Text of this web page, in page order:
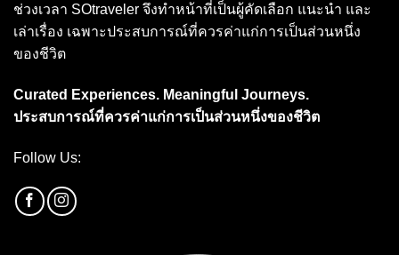
ช่วงเวลา SOtraveler จึงทำหน้าที่เป็นผู้คัดเลือก แนะนำ และ
เล่าเรื่อง เฉพาะประสบการณ์ที่ควรค่าแก่การเป็นส่วนหนึ่ง
ของชีวิต
Curated Experiences. Meaningful Journeys.
ประสบการณ์ที่ควรค่าแก่การเป็นส่วนหนึ่งของชีวิต
Follow Us: